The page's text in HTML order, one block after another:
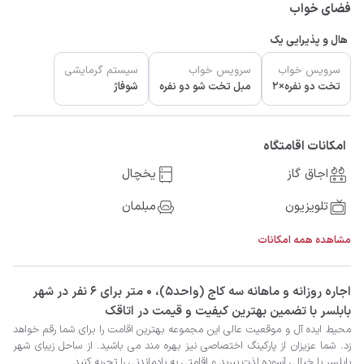
فضای خواب
هال و پذیرایی یک
سرویس خواب
تخت دو نفره×2
سرویس خواب
مبل تخت شو دو نفره
سیستم گرمایشی
شوفاژ
امکانات اقامتگاه
اجاق گاز
یخچال
تلویزیون
مبلمان
مشاهده همه امکانات
‫‫اجاره روزانه و ماهانه سه کاج (واحد۵)، 0 متر برای 6 نفر در شهر
بابلسر با تضمین بهترین کیفیت و قیمت در اتاقک